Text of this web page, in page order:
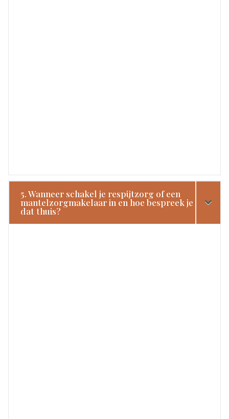
5. Wanneer schakel je respijtzorg of een
mantelzorgmakelaar in en hoe bespreek je
dat thuis?